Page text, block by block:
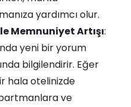
yardımcı olur.
Memnuniyet Artışı:
yeni bir yorum
bilgilendirir. Eğer
hala otelinizde
ve